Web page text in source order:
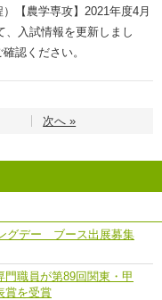
【農学専攻】2021年度4月
、入試情報を更新しまし
確認ください。
次へ »
グデー ブース出展募集
職員が第89回関東・甲
賞を受賞